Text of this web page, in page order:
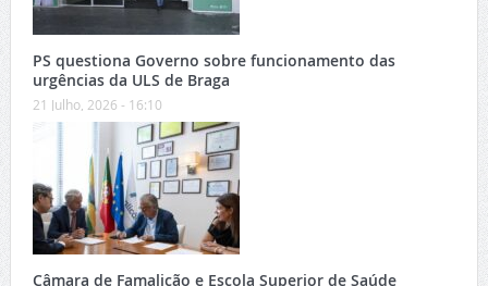
PS questiona Governo sobre funcionamento das
urgências da ULS de Braga
21 Julho, 2026 - 16:10
Câmara de Famalicão e Escola Superior de Saúde